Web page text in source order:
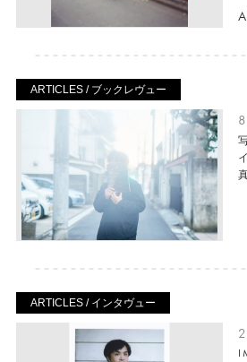
ARTICLES / ブックレヴュー
ARTICLES / インタヴュー